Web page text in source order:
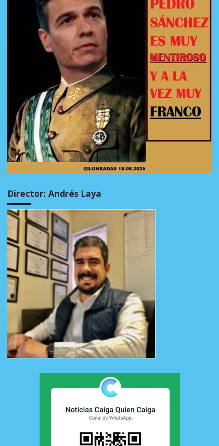
Director: Andrés Laya